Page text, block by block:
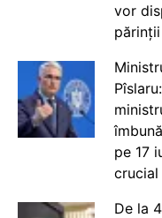
vor
părinții
pe 17
crucial
De la